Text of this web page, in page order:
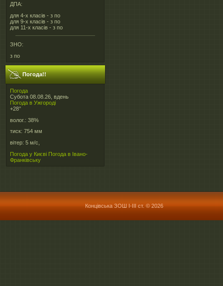
ДПА:
для 4-х класів - з по
для 9-х класів - з по
для 11-х класів - з по
ЗНО:
з по
Погода!!
Погода
Субота 08.08.26, вдень
Погода в Ужгороді
+28°
волог.: 38%
тиск: 754 мм
вітер: 5 м/с,
Погода у Києві Погода в Івано-
Франківську
Концівська ЗОШ І-ІІІ ст. © 2026